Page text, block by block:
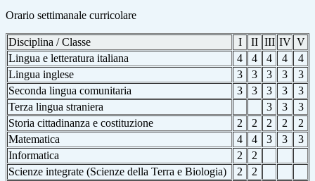
Orario settimanale curricolare
Disciplina / Classe I II III IV V
Lingua e letteratura italiana
4 4 4 4
4
Lingua inglese
3 3 3 3
3
Seconda lingua comunitaria
3 3 3 3
3
Terza lingua straniera
3 3
3
Storia cittadinanza e costituzione
2 2 2 2
2
Matematica
4 4 3 3
3
Informatica
2
2
Scienze integrate (Scienze della Terra e Biologia) 2
2